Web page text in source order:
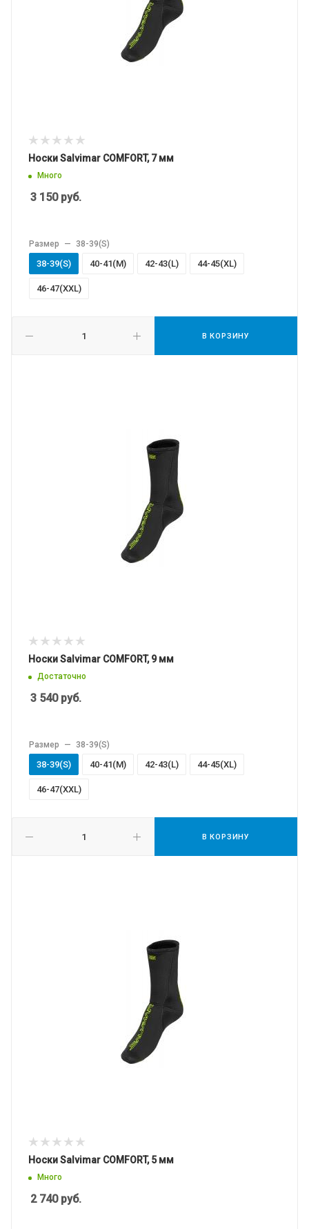
Носки Salvimar COMFORT, 7 мм
Много
3 150руб.
В КОРЗИНУ
Размер — 38-39(S)
38-39(S) 40-41(M) 42-43(L) 44-45(XL)
46-47(XXL)
Носки Salvimar COMFORT, 9 мм
Достаточно
3 540руб.
В КОРЗИНУ
Размер — 38-39(S)
38-39(S) 40-41(M) 42-43(L) 44-45(XL)
46-47(XXL)
Носки Salvimar COMFORT, 5 мм
Много
2 740руб.